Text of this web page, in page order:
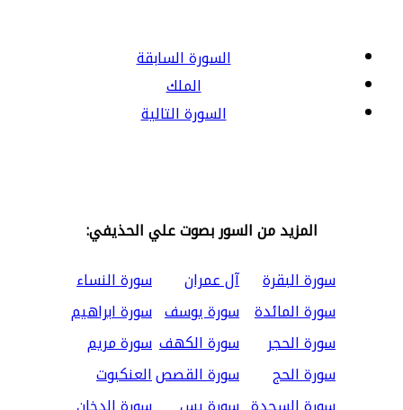
السورة السابقة
الملك
السورة التالية
المزيد من السور بصوت علي الحذيفي:
سورة البقرة
آل عمران
سورة النساء
سورة المائدة سورة يوسف سورة ابراهيم
سورة الحجر
سورة الكهف سورة مريم
سورة الحج
سورة القصصالعنكبوت